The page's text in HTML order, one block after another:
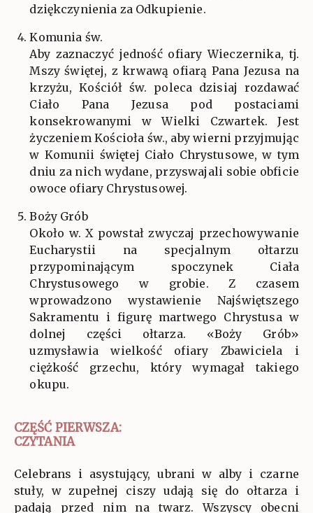
dziękczynienia za Odkupienie.
Komunia św.
Aby zaznaczyć jedność ofiary Wieczernika, tj.
Mszy świętej, z krwawą ofiarą Pana Jezusa na
krzyżu, Kościół św. poleca dzisiaj rozdawać
Ciało Pana Jezusa pod postaciami
konsekrowanymi w Wielki Czwartek. Jest
życzeniem Kościoła św., aby wierni przyjmując
w Komunii świętej Ciało Chrystusowe, w tym
dniu za nich wydane, przyswajali sobie obficie
owoce ofiary Chrystusowej.
Boży Grób
Około w. X powstał zwyczaj przechowywanie
Eucharystii na specjalnym ołtarzu
przypominającym spoczynek Ciała
Chrystusowego w grobie. Z czasem
wprowadzono wystawienie Najświętszego
Sakramentu i figurę martwego Chrystusa w
dolnej części ołtarza. «Boży Grób»
uzmysławia wielkość ofiary Zbawiciela i
ciężkość grzechu, który wymagał takiego
okupu.
CZĘŚĆ PIERWSZA:
CZYTANIA
Celebrans i asystujący, ubrani w alby i czarne
stuły, w zupełnej ciszy udają się do ołtarza i
padają przed nim na twarz. Wszyscy obecni